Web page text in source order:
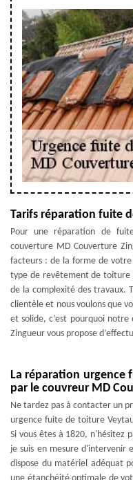
Tarifs réparation fuite
Pour une réparation de
couverture MD Couverture
facteurs : de la forme de
type de revêtement de toiture
de la complexité des travaux.
clientèle et nous voulons que
et solide, c’est pourquoi
Zingueur vous propose
La réparation urgence
par le couvreur MD
Ne tardez pas à contacter un
urgence fuite de toiture
Si vous êtes à 1820, n'hésitez
je suis en mesure d'intervenir
dispose du matériel adéquat